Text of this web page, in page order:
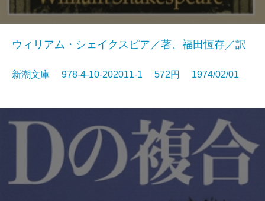
ウィリアム・シェイクスピア／著、福田恆存／訳
新潮文庫 978-4-10-202011-1 572円 1974/02/01